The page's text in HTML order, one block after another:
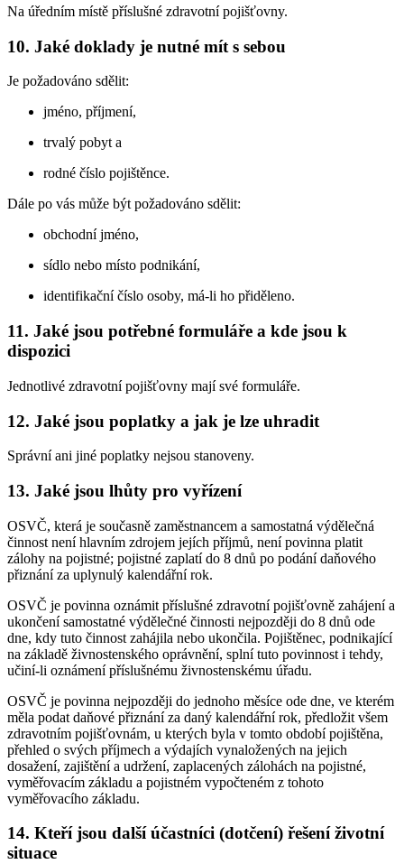
Na úředním místě příslušné zdravotní pojišťovny.
10. Jaké doklady je nutné mít s sebou
Je požadováno sdělit:
jméno, příjmení,
trvalý pobyt a
rodné číslo pojištěnce.
Dále po vás může být požadováno sdělit:
obchodní jméno,
sídlo nebo místo podnikání,
identifikační číslo osoby, má-li ho přiděleno.
11. Jaké jsou potřebné formuláře a kde jsou k
dispozici
Jednotlivé zdravotní pojišťovny mají své formuláře.
12. Jaké jsou poplatky a jak je lze uhradit
Správní ani jiné poplatky nejsou stanoveny.
13. Jaké jsou lhůty pro vyřízení
OSVČ, která je současně zaměstnancem a samostatná výdělečná
činnost není hlavním zdrojem jejích příjmů, není povinna platit
zálohy na pojistné; pojistné zaplatí do 8 dnů po podání daňového
přiznání za uplynulý kalendářní rok.
OSVČ je povinna oznámit příslušné zdravotní pojišťovně zahájení a
ukončení samostatné výdělečné činnosti nejpozději do 8 dnů ode
dne, kdy tuto činnost zahájila nebo ukončila. Pojištěnec, podnikající
na základě živnostenského oprávnění, splní tuto povinnost i tehdy,
učiní-li oznámení příslušnému živnostenskému úřadu.
OSVČ je povinna nejpozději do jednoho měsíce ode dne, ve kterém
měla podat daňové přiznání za daný kalendářní rok, předložit všem
zdravotním pojišťovnám, u kterých byla v tomto období pojištěna,
přehled o svých příjmech a výdajích vynaložených na jejich
dosažení, zajištění a udržení, zaplacených zálohách na pojistné,
vyměřovacím základu a pojistném vypočteném z tohoto
vyměřovacího základu.
14. Kteří jsou další účastníci (dotčení) řešení životní
situace